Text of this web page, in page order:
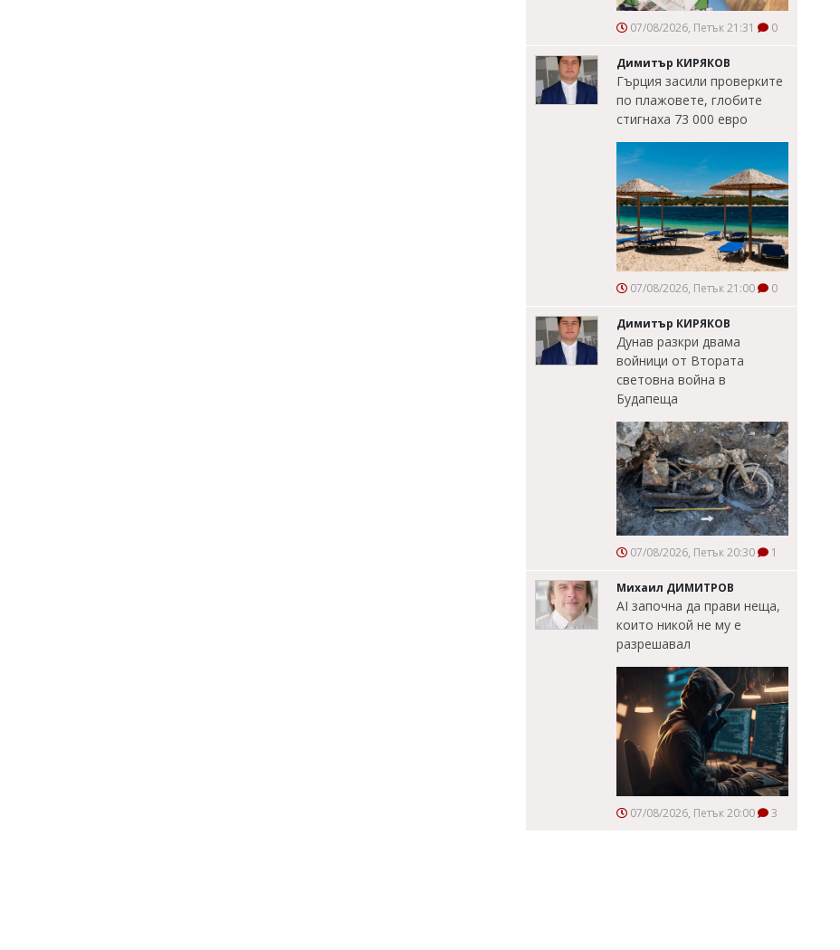
07/08/2026, Петък 21:31 0
Димитър КИРЯКОВ
Гърция засили проверките
по плажовете, глобите
стигнаха 73 000 евро
07/08/2026, Петък 21:00 0
Димитър КИРЯКОВ
Дунав разкри двама
войници от Втората
световна война в
Будапеща
07/08/2026, Петък 20:30 1
Михаил ДИМИТРОВ
AI започна да прави неща,
които никой не му е
разрешавал
07/08/2026, Петък 20:00 3